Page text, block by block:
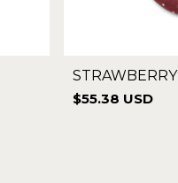
STRAWBERRY
$55.38 USD